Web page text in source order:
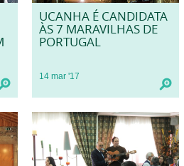
UCANHA É CANDIDATA
ÀS 7 MARAVILHAS DE
PORTUGAL
14 mar '17